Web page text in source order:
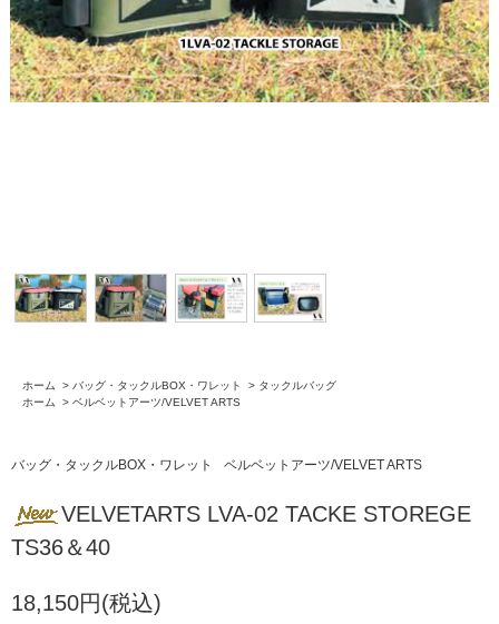
ホーム > バッグ・タックルBOX・ワレット > タックルバッグ
ホーム
> ベルベットアーツ/VELVET ARTS
バッグ・タックルBOX・ワレット ベルベットアーツ/VELVET ARTS
VELVETARTS LVA-02 TACKE STOREGE
TS36＆40
18,150円(税込)